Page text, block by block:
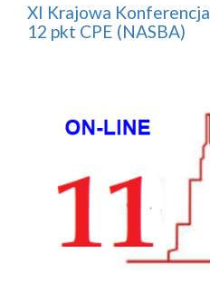
XI Krajowa
12 pkt CPE (NASBA)